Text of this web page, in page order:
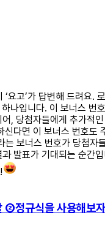
요고’가 답변해 드려요.
나입니다. 이 보너스 번
, 당첨자들에게 추가적
다면 이 보너스 번호도
는 보너스 번호가 당첨자
발표가 기대되는 순간
②정규식을 사용해보자